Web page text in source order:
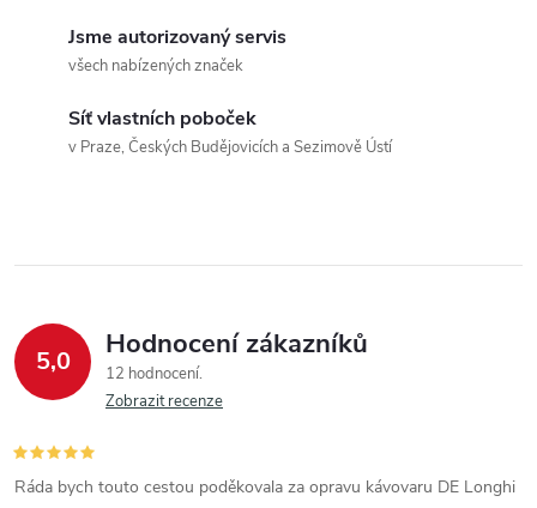
Jsme autorizovaný servis
všech nabízených značek
Síť vlastních poboček
v Praze, Českých Budějovicích a Sezimově Ústí
5,0 Hodnocení zákazníků
12 hodnocení
Zobrazit recenze
Ráda bych touto cestou poděkovala za opravu kávovaru DE Longhi